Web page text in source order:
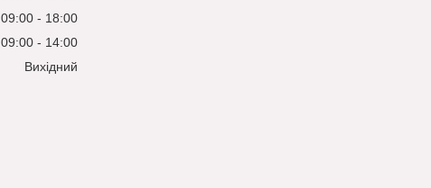
09:00
18:00
09:00
14:00
Вихідний